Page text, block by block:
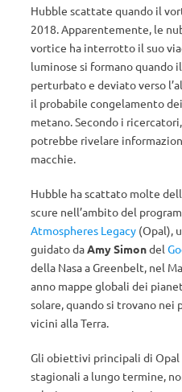
Hubble scattate quando il
2018. Apparentemente, le
vortice ha interrotto il suo
luminose si formano quando
perturbato e deviato verso
il probabile congelamento
metano. Secondo i
potrebbe rivelare
macchie.
Hubble ha scattato molte
scure nell’ambito del
Atmospheres Legacy (Opal),
guidato daAmy Simondel
della Nasa a Greenbelt, nel
anno mappe globali dei
solare, quando si trovano
vicini alla Terra.
Gli obiettivi principali di
stagionali a lungo termine,